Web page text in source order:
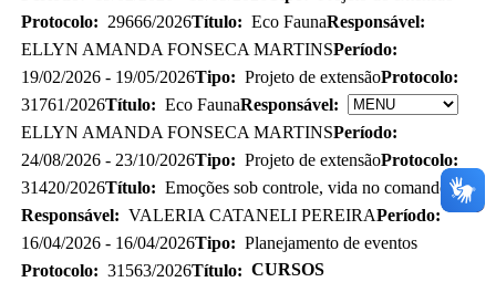
Protocolo: 29666/2026Título: Eco FaunaResponsável:
ELLYN AMANDA FONSECA MARTINSPeríodo:
19/02/2026 - 19/05/2026Tipo: Projeto de extensãoProtocolo:
31761/2026Título: Eco FaunaResponsável:
ELLYN AMANDA FONSECA MARTINSPeríodo:
24/08/2026 - 23/10/2026Tipo: Projeto de extensãoProtocolo:
31420/2026Título: Emoções sob controle, vida no comando
Responsável: VALERIA CATANELI PEREIRAPeríodo:
16/04/2026 - 16/04/2026Tipo: Planejamento de eventos
Protocolo: 31563/2026Título: CURSOS